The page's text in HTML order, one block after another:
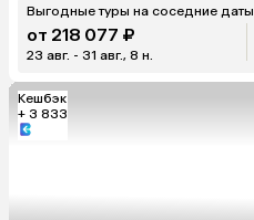
Выгодные туры на соседние даты
от 218 077 ₽
23 авг. - 31 авг., 8 н.
Кешбэк
+ 3 833